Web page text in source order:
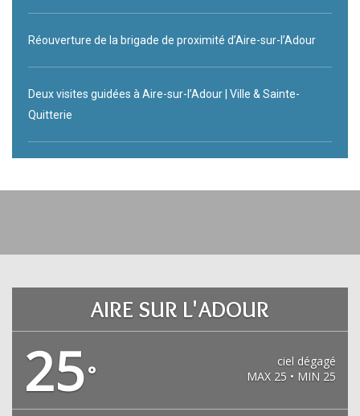
Réouverture de la brigade de proximité d’Aire-sur-l’Adour
Deux visites guidées à Aire-sur-l’Adour | Ville & Sainte-
Quitterie
AIRE SUR L'ADOUR
25°
ciel dégagé
MAX 25 • MIN 25